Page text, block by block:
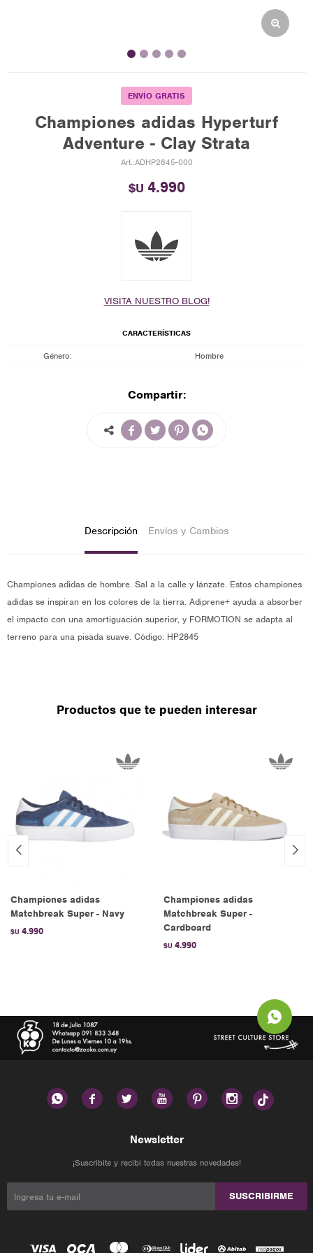
ENVÍO GRATIS
Championes adidas Hyperturf
Adventure - Clay Strata
ADHP2845-000
$U 4.990
VISITA NUESTRO BLOG!
CARACTERÍSTICAS
Género Hombre
Compartir:
   
Descripción Envíos y Cambios
Championes adidas de hombre. Sal a la calle y lánzate. Estos championes
adidas se inspiran en los colores de la tierra. Adiprene+ ayuda a absorber
el impacto con una amortiguación superior, y FORMOTION se adapta al
terreno para una pisada suave. Código: HP2845
Productos que te pueden interesar
Championes adidas
Matchbreak Super - Navy
$U 4.990
Championes adidas
Matchbreak Super -
Cardboard
$U 4.990
     
Newsletter
¡Suscribite y recibí todas nuestras novedades!
SUSCRIBIRME